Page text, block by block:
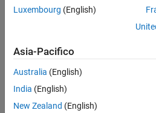
different?
Michael
Pineda
2017
1
Luxembourg (English)
Asia-Pacifico
Australia (English)
India (English)
New Zealand (English)